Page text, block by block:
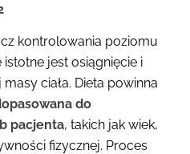
kontrolowania poziomu
jest osiągnięcie i
ciała. Dieta powinna
do
pacjenta, takich jak wiek,
fizycznej. Proces